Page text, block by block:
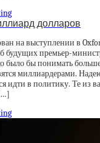
долларов
на выступлении в
будущих премьер-
было бы понимать
миллиардерами.
идти в политику. Те из